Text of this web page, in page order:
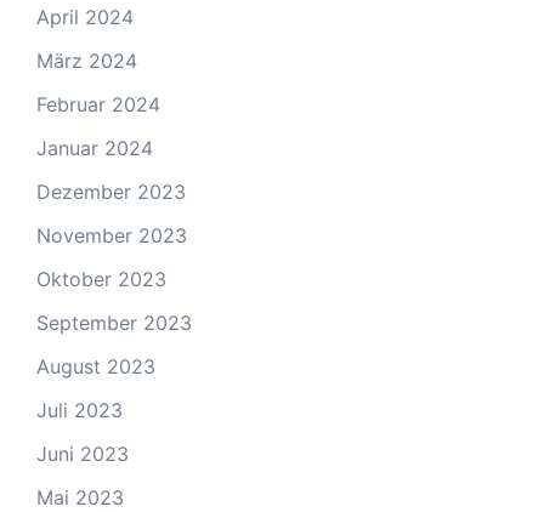
April 2024
März 2024
Februar 2024
Januar 2024
Dezember 2023
November 2023
Oktober 2023
September 2023
August 2023
Juli 2023
Juni 2023
Mai 2023